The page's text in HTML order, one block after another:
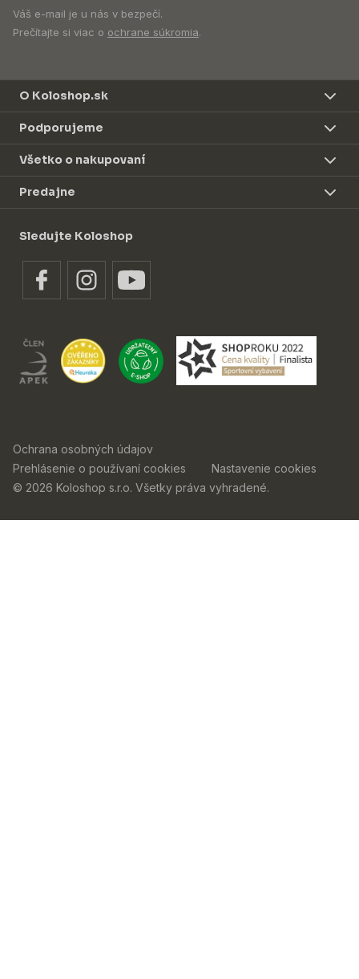
Váš e-mail je u nás v bezpečí.
Prečítajte si viac o ochrane súkromia.
O Koloshop.sk
Podporujeme
Všetko o nakupovaní
Predajne
Sledujte Koloshop
Ochrana osobných údajov
Prehlásenie o používaní cookies
Nastavenie cookies
© 2026 Koloshop s.r.o. Všetky práva vyhradené.